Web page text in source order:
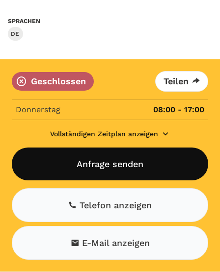
SPRACHEN
DE
Geschlossen Teilen
Donnerstag 08:00 - 17:00
Vollständigen Zeitplan anzeigen
Anfrage senden
Telefon anzeigen
E-Mail anzeigen